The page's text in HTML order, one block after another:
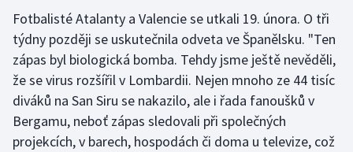
Golf
Gymnastika
Házená
Fotbalisté Atalanty a Valencie se utkali 19. února. O tři
týdny později se uskutečnila odveta ve Španělsku. "Ten
zápas byl biologická bomba. Tehdy jsme ještě nevěděli,
že se virus rozšířil v Lombardii. Nejen mnoho ze 44 tisíc
diváků na San Siru se nakazilo, ale i řada fanoušků v
Bergamu, neboť zápas sledovali při společných
projekcích, v barech, hospodách či doma u televize, což